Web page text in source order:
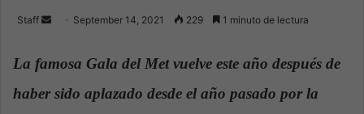
Staff
n
a
September 14, 2021 229 1 minuto de lectura
La famosa Gala del Met vuelve este año después de
haber sido aplazado desde el año pasado por la